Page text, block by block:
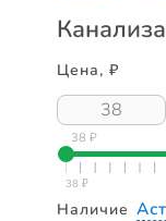
Цена, ₽
38 ₽
Наличие